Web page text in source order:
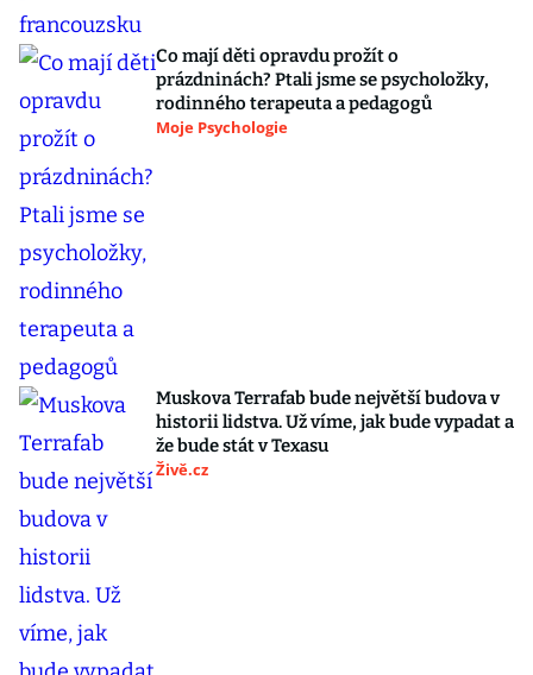
Co mají děti opravdu prožít o
prázdninách? Ptali jsme se psycholožky,
rodinného terapeuta a pedagogů
Moje Psychologie
Muskova Terrafab bude největší budova v
historii lidstva. Už víme, jak bude vypadat a
že bude stát v Texasu
Živě.cz